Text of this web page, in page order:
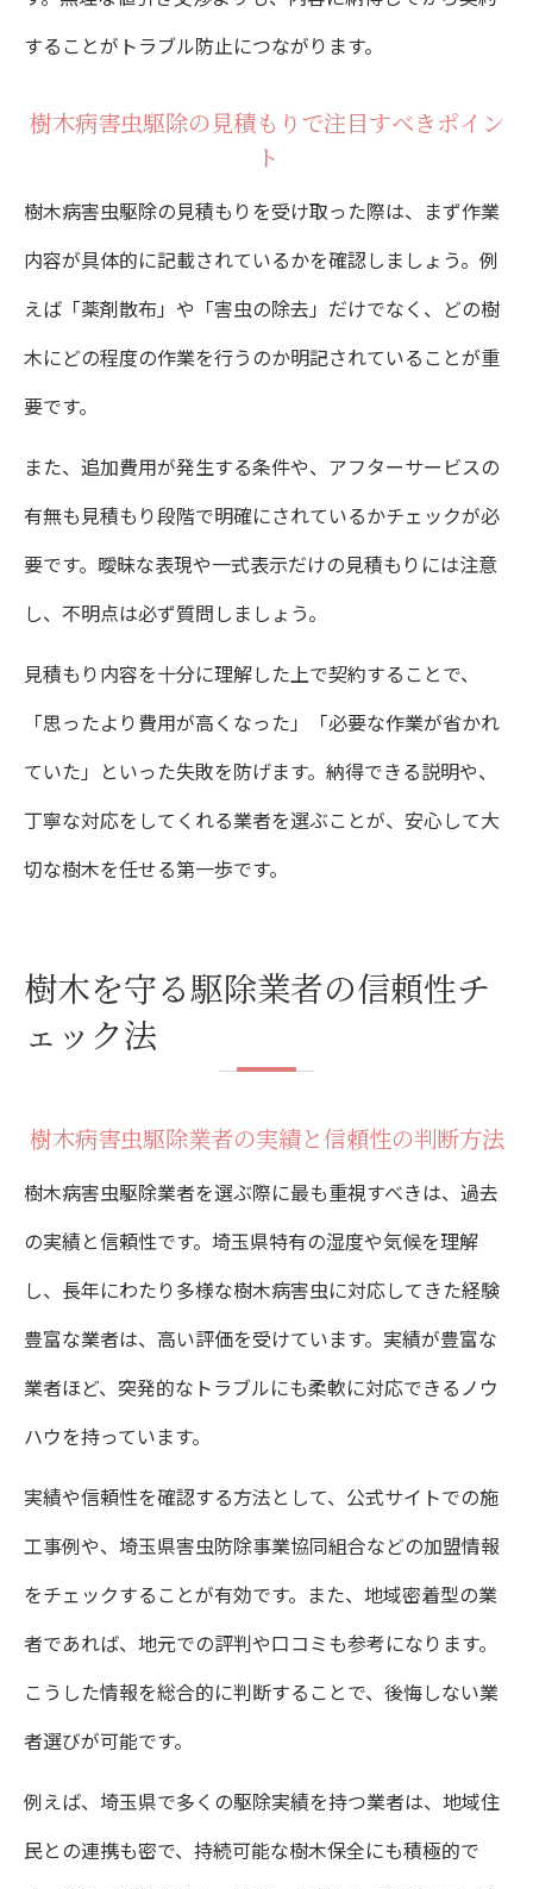
することがトラブル防止につながります。
樹木病害虫駆除の見積もりで注目すべきポイン
ト
樹木病害虫駆除の見積もりを受け取った際は、まず作業
内容が具体的に記載されているかを確認しましょう。例
えば「薬剤散布」や「害虫の除去」だけでなく、どの樹
木にどの程度の作業を行うのか明記されていることが重
要です。
また、追加費用が発生する条件や、アフターサービスの
有無も見積もり段階で明確にされているかチェックが必
要です。曖昧な表現や一式表示だけの見積もりには注意
し、不明点は必ず質問しましょう。
見積もり内容を十分に理解した上で契約することで、
「思ったより費用が高くなった」「必要な作業が省かれ
ていた」といった失敗を防げます。納得できる説明や、
丁寧な対応をしてくれる業者を選ぶことが、安心して大
切な樹木を任せる第一歩です。
樹木を守る駆除業者の信頼性チ
ェック法
樹木病害虫駆除業者の実績と信頼性の判断方法
樹木病害虫駆除業者を選ぶ際に最も重視すべきは、過去
の実績と信頼性です。埼玉県特有の湿度や気候を理解
し、長年にわたり多様な樹木病害虫に対応してきた経験
豊富な業者は、高い評価を受けています。実績が豊富な
業者ほど、突発的なトラブルにも柔軟に対応できるノウ
ハウを持っています。
実績や信頼性を確認する方法として、公式サイトでの施
工事例や、埼玉県害虫防除事業協同組合などの加盟情報
をチェックすることが有効です。また、地域密着型の業
者であれば、地元での評判や口コミも参考になります。
こうした情報を総合的に判断することで、後悔しない業
者選びが可能です。
例えば、埼玉県で多くの駆除実績を持つ業者は、地域住
民との連携も密で、持続可能な樹木保全にも積極的で